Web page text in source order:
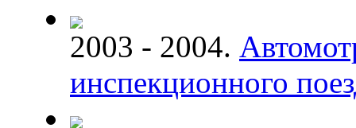
2003 - 2004.
инспекционного